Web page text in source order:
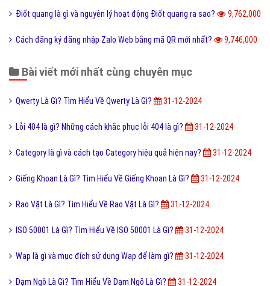
Điốt quang là gì và nguyên lý hoạt động Điốt quang ra sao? 9,762,000
Cách đăng ký đăng nhập Zalo Web bằng mã QR mới nhất? 9,746,000
Bài viết mới nhất cùng chuyên mục
Qwerty Là Gì? Tìm Hiểu Về Qwerty Là Gì? 31-12-2024
Lỗi 404 là gì? Những cách khắc phục lỗi 404 là gì? 31-12-2024
Category là gì và cách tạo Category hiệu quả hiện nay? 31-12-2024
Giếng Khoan Là Gì? Tìm Hiểu Về Giếng Khoan Là Gì? 31-12-2024
Rao Vặt Là Gì? Tìm Hiểu Về Rao Vặt Là Gì? 31-12-2024
ISO 50001 Là Gì? Tìm Hiểu Về ISO 50001 Là Gì? 31-12-2024
Wap là gì và mục đích sử dụng Wap để làm gì? 31-12-2024
Dạm Ngõ Là Gì? Tìm Hiểu Về Dạm Ngõ Là Gì? 31-12-2024